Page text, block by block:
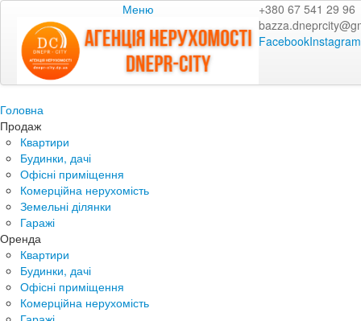
Меню
+380 67 541 29 96
FacebookInstagram
Головна
Продаж
Квартири
Будинки, дачі
Офісні приміщення
Комерційна нерухомість
Земельні ділянки
Гаражі
Оренда
Квартири
Будинки, дачі
Офісні приміщення
Комерційна нерухомість